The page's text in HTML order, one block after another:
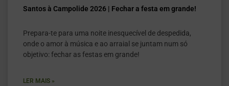
Santos à Campolide 2026 | Fechar a festa em grande!
Prepara-te para uma noite inesquecível de despedida,
onde o amor à música e ao arraial se juntam num só
objetivo: fechar as festas em grande!
LER MAIS »